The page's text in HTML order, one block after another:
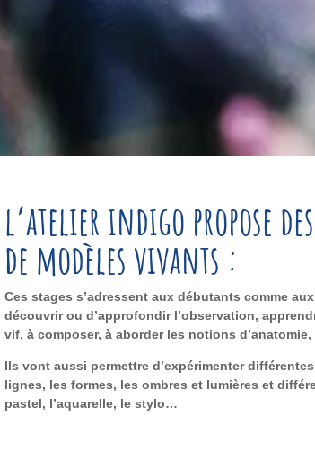
l’atelier indigo propose
de modèles vivants :
Ces stages s’adressent aux débutants comme
découvrirou d’approfondir l’observation,
vif, à composer, à aborder les notions
Ils vont aussi permettre d’expérimenter
lignes, les formes, les ombres et lumières et
pastel, l’aquarelle, le stylo…